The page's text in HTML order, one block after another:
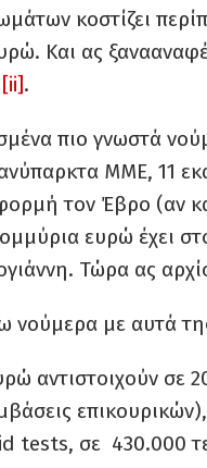
κοστίζει
Και ας
[ii].
πιο γνωστά
ΜΜΕ, 11
τον Έβρο (αν
ευρώ έχει
Τώρα ας
νούμερα με αυτά
αντιστοιχούν σε
tests, σε 430.000